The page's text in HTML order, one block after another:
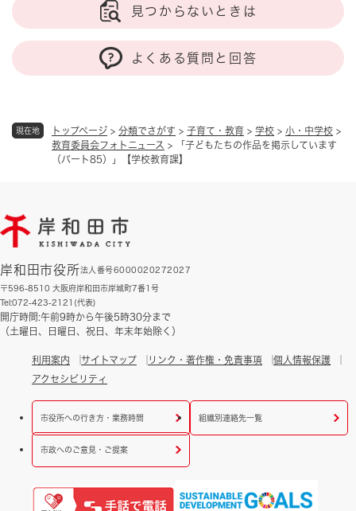
現在地 トップページ > 分類でさがす > 子育て・教育 > 学校 > 小・中学校 >
教育委員会フォトニュース >
「子どもたちの作品を掲示しています
（パート85）」【学校教育課】
見つからないときは
よくある質問と回答
岸和田市役所法人番号6000020272027
〒596-8510 大阪府岸和田市岸城町7番1号
Tel:072-423-2121(代表)
開庁時間:午前9時から午後5時30分まで
（土曜日、日曜日、祝日、年末年始除く）
利用案内 サイトマップ リンク・著作権・免責事項
個人情報保護
アクセシビリティ
市役所への行き方・業務時間 組織別連絡先一覧
市政へのご意見・ご提案